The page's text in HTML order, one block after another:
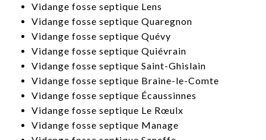
​Vidange fosse septique Lens
​Vidange fosse septique Quaregnon
​Vidange fosse septique Quévy
​Vidange fosse septique Quiévrain
​Vidange fosse septique Saint-Ghislain
​Vidange fosse septique Braine-le-Comte
​Vidange fosse septique Écaussinnes
Vidange fosse septique Le Rœulx
​Vidange fosse septique Manage